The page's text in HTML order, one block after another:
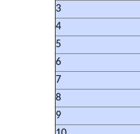
3
4
5
6
7
8
9